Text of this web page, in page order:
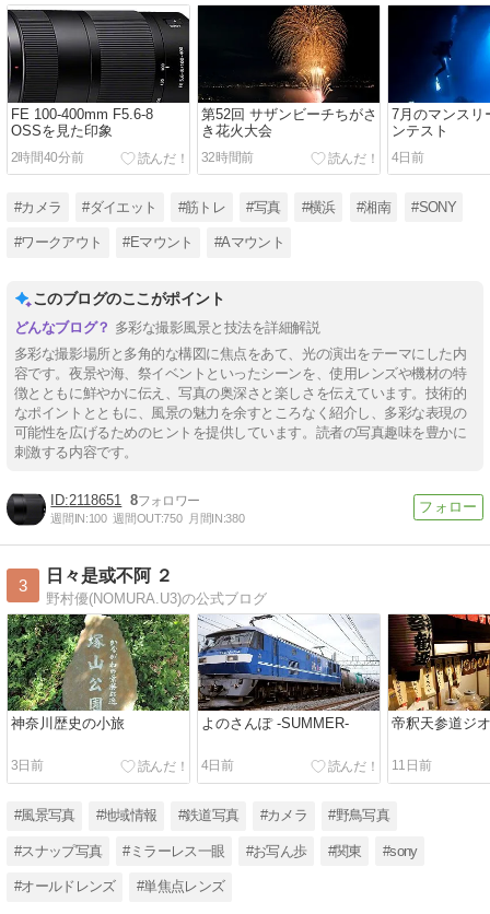
FE 100-400mm F5.6-8
OSSを見た印象
2時間40分前
第52回 サザンビーチちがさ
き花火大会
32時間前
7月のマンスリ
ンテスト
4日前
#カメラ #ダイエット #筋トレ #写真 #横浜 #湘南 #SONY
#ワークアウト #Eマウント #Aマウント
このブログのここがポイント
多彩な撮影風景と技法を詳細解説
多彩な撮影場所と多角的な構図に焦点をあて、光の演出をテーマにした内
容です。夜景や海、祭イベントといったシーンを、使用レンズや機材の特
徴とともに鮮やかに伝え、写真の奥深さと楽しさを伝えています。技術的
なポイントとともに、風景の魅力を余すところなく紹介し、多彩な表現の
可能性を広げるためのヒントを提供しています。読者の写真趣味を豊かに
刺激する内容です。
2118651 8
週間IN:100 週間OUT:750 月間IN:380
3
日々是或不阿 ２
野村優(NOMURA.U3)の公式ブログ
神奈川歴史の小旅
3日前
よのさんぽ -SUMMER-
4日前
帝釈天参道ジ
11日前
#風景写真 #地域情報 #鉄道写真 #カメラ #野鳥写真
#スナップ写真 #ミラーレス一眼 #お写ん歩 #関東 #sony
#オールドレンズ #単焦点レンズ